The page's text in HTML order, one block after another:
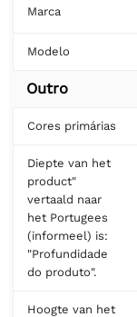
Marca
Modelo
Outro
Cores primárias
Diepte van het
product"
vertaald naar
het Portugees
(informeel) is:
"Profundidade
do produto".
Hoogte van het